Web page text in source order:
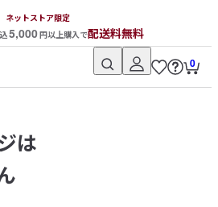
ネットストア限定
5,000円以上購入で配送料無料
0
は